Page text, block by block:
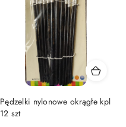
Pędzelki nylonowe okrągłe kpl
12 szt